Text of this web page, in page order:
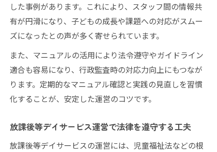
した事例があります。これにより、スタッフ間の情報共
有が円滑になり、子どもの成長や課題への対応がスムー
ズになったとの声が多く寄せられています。
また、マニュアルの活用により法令遵守やガイドライン
適合も容易になり、行政監査時の対応力向上にもつなが
ります。定期的なマニュアル確認と実践の見直しを習慣
化することが、安定した運営のコツです。
放課後等デイサービス運営で法律を遵守する工夫
放課後等デイサービスの運営には、児童福祉法などの根